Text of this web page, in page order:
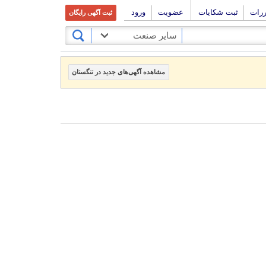
ثبت شکایات عضویت ورود ثبت آگهی رایگان
سایر صنعت
مشاهده آگهی‌های جدید در تنگستان